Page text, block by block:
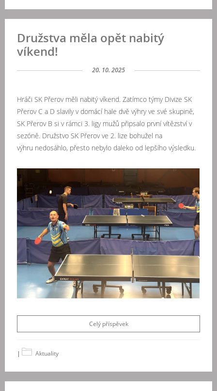
Družstva měla opět nabitý
víkend!
20. 10. 2025
Hráči SK Přerov měli nabitý víkend. Zatímco týmy Divize SK
Přerov C a D slavily v domácí hale dvě výhry ve své skupině,
SK Přerov B si v rámci 3. ligy mužů připsalo první vítězství v
sezóně. Družstvo SK Přerov ve 2. lize bohužel na
výhru nedosáhlo, přesto nebylo daleko od lepšího výsledku.
Celý příspěvek
| Aktuality